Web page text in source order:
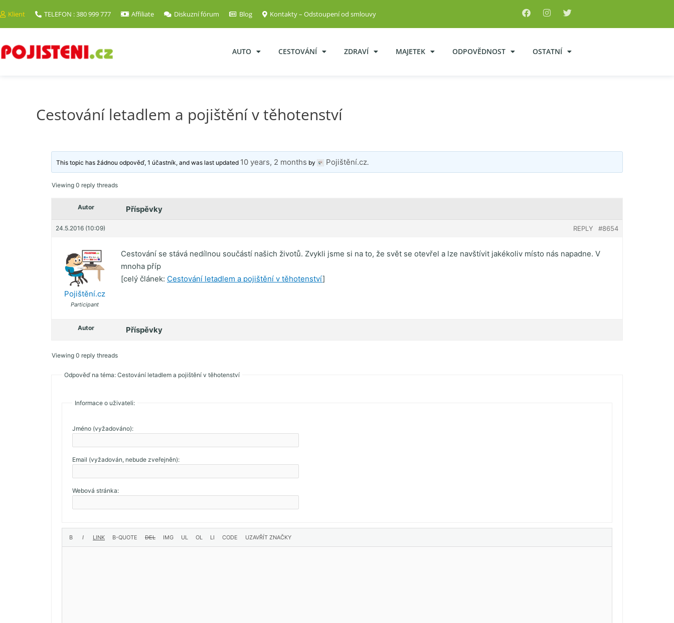
Klient TELEFON : 380 999 777 Affiliate Diskuzní fórum Blog Kontakty – Odstoupení od smlouvy
AUTO CESTOVÁNÍ ZDRAVÍ MAJETEK ODPOVĚDNOST OSTATNÍ
Cestování letadlem a pojištění v těhotenství
This topic has žádnou odpověď, 1 účastník, and was last updated 10 years, 2 months by Pojištění.cz.
Viewing 0 reply threads
Autor Příspěvky
24.5.2016 (10:09) #8654
REPLY
Pojištění.cz
Participant
Cestování se stává nedílnou součástí našich životů. Zvykli jsme si na to, že svět se otevřel a lze navštívit jakékoliv místo nás napadne. V
mnoha příp
[celý článek: Cestování letadlem a pojištění v těhotenství]
Autor Příspěvky
Viewing 0 reply threads
Odpověď na téma: Cestování letadlem a pojištění v těhotenství
Informace o uživateli:
Jméno (vyžadováno):
Email (vyžadován, nebude zveřejněn):
Webová stránka: